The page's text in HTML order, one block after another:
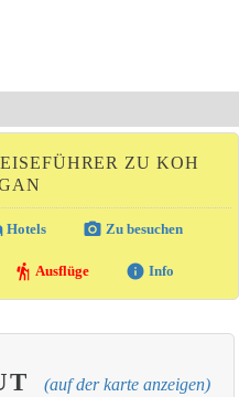
ZU KOH
Hotels photo_camera Zu besuchen
hiking Ausflüge info Info
(auf der karte anzeigen)